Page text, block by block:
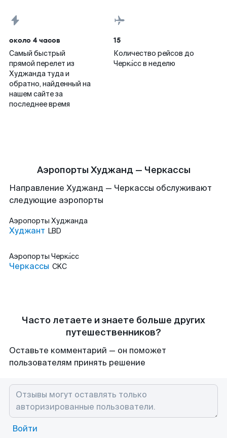
около 4 часов
Самый быстрый
прямой перелет из
Худжанда туда и
обратно, найденный на
нашем сайте за
последнее время
15
Количество рейсов до
Черка́сс в неделю
Аэропорты Худжанд — Черкассы
Направление Худжанд — Черкассы обслуживают
следующие аэропорты
Аэропорты Худжанда
Худжант LBD
Аэропорты Черка́сс
Черкассы CKC
Часто летаете и знаете больше других
путешественников?
Оставьте комментарий — он поможет
пользователям принять решение
Войти